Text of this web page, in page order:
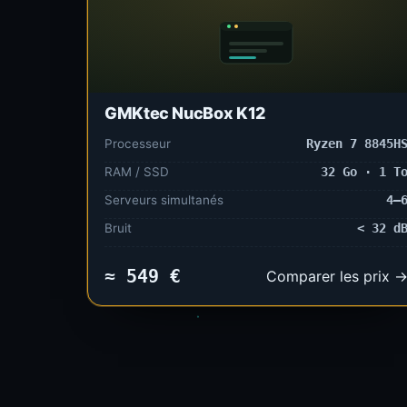
GMKtec NucBox K12
Processeur
Ryzen 7 8845HS
RAM / SSD
32 Go · 1 To
Serveurs simultanés
4–6
Bruit
< 32 dB
≈ 549 € Comparer les prix →